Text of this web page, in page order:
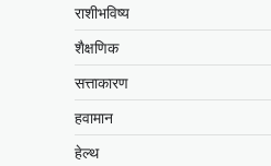
राशीभविष्य
शैक्षणिक
सत्ताकारण
हवामान
हेल्थ